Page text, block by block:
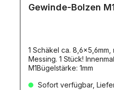
Gewinde-Bolzen
1 Schäkel ca. 8,6x5,6mm,
Messing. 1 Stück! Innenmaß:
M1Bügelstärke: 1mm
Sofort verfügbar,